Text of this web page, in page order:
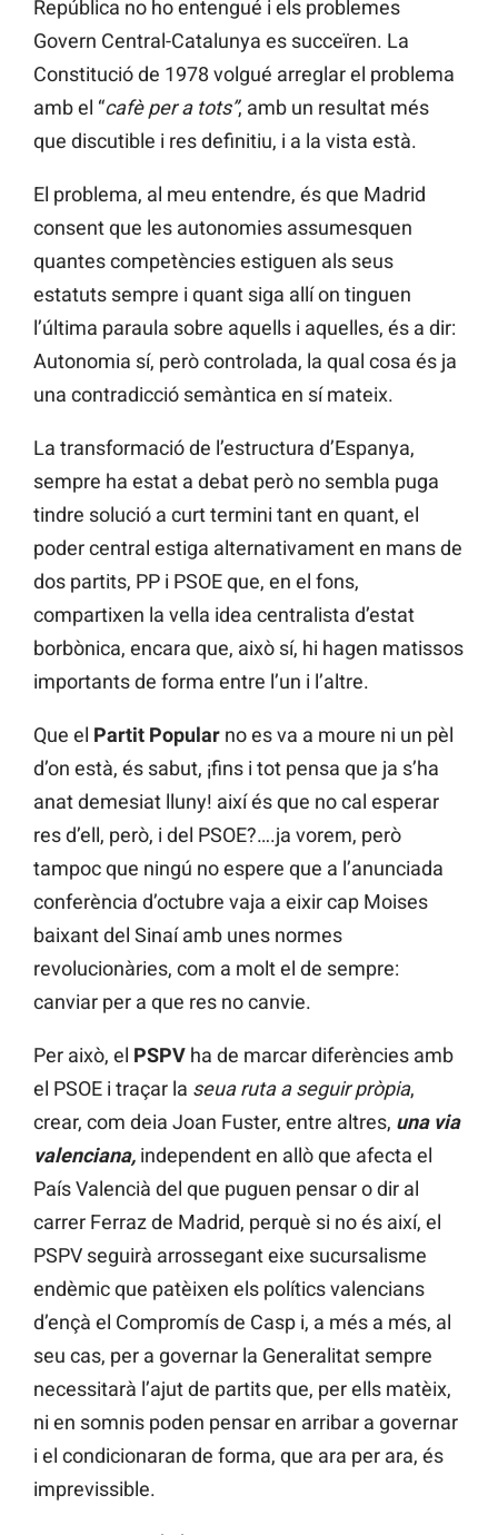
República no ho entengué i els problemes
Govern Central-Catalunya es succeïren. La
Constitució de 1978 volgué arreglar el problema
amb el “cafè per a tots”, amb un resultat més
que discutible i res definitiu, i a la vista està.
El problema, al meu entendre, és que Madrid
consent que les autonomies assumesquen
quantes competències estiguen als seus
estatuts sempre i quant siga allí on tinguen
l’última paraula sobre aquells i aquelles, és a dir:
Autonomia sí, però controlada, la qual cosa és ja
una contradicció semàntica en sí mateix.
La transformació de l’estructura d’Espanya,
sempre ha estat a debat però no sembla puga
tindre solució a curt termini tant en quant, el
poder central estiga alternativament en mans de
dos partits, PP i PSOE que, en el fons,
compartixen la vella idea centralista d’estat
borbònica, encara que, això sí, hi hagen matissos
importants de forma entre l’un i l’altre.
Que el Partit Popular no es va a moure ni un pèl
d’on està, és sabut, ¡fins i tot pensa que ja s’ha
anat demesiat lluny! així és que no cal esperar
res d’ell, però, i del PSOE?….ja vorem, però
tampoc que ningú no espere que a l’anunciada
conferència d’octubre vaja a eixir cap Moises
baixant del Sinaí amb unes normes
revolucionàries, com a molt el de sempre:
canviar per a que res no canvie.
Per això, el PSPV ha de marcar diferències amb
el PSOE i traçar la seua ruta a seguir pròpia,
crear, com deia Joan Fuster, entre altres, una via
valenciana, independent en allò que afecta el
País Valencià del que puguen pensar o dir al
carrer Ferraz de Madrid, perquè si no és així, el
PSPV seguirà arrossegant eixe sucursalisme
endèmic que patèixen els polítics valencians
d’ençà el Compromís de Casp i, a més a més, al
seu cas, per a governar la Generalitat sempre
necessitarà l’ajut de partits que, per ells matèix,
ni en somnis poden pensar en arribar a governar
i el condicionaran de forma, que ara per ara, és
imprevissible.